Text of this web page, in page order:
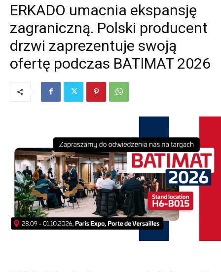
ERKADO umacnia ekspansję
zagraniczną. Polski producent
drzwi zaprezentuje swoją
ofertę podczas BATIMAT 2026